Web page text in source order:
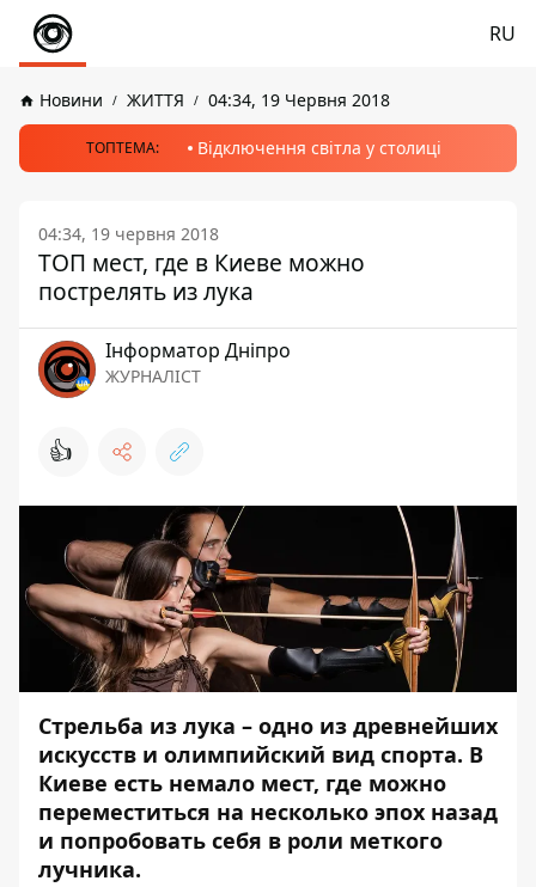
RU
Новини ЖИТТЯ 04:34, 19 Червня 2018
ТОПТЕМА: Відключення світла у столиці
04:34, 19 червня 2018
ТОП мест, где в Киеве можно
пострелять из лука
Інформатор Дніпро
ЖУРНАЛІСТ
👍
Стрельба из лука – одно из древнейших
искусств и олимпийский вид спорта. В
Киеве есть немало мест, где можно
переместиться на несколько эпох назад
и попробовать себя в роли меткого
лучника.